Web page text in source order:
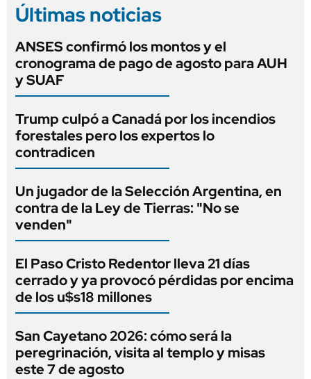
Últimas noticias
ANSES confirmó los montos y el
cronograma de pago de agosto para AUH
y SUAF
Trump culpó a Canadá por los incendios
forestales pero los expertos lo
contradicen
Un jugador de la Selección Argentina, en
contra de la Ley de Tierras: "No se
venden"
El Paso Cristo Redentor lleva 21 días
cerrado y ya provocó pérdidas por encima
de los u$s18 millones
San Cayetano 2026: cómo será la
peregrinación, visita al templo y misas
este 7 de agosto